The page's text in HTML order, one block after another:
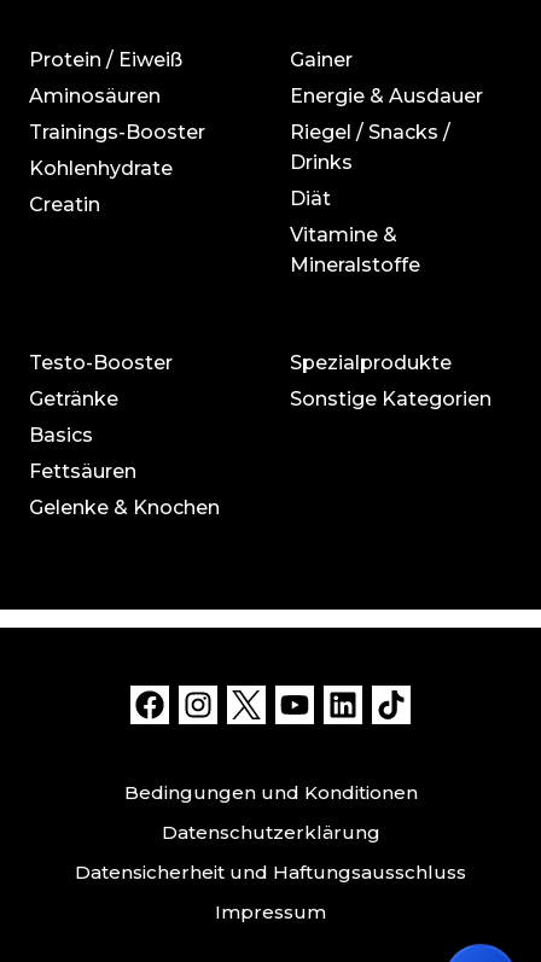
Protein / Eiweiß
Aminosäuren
Trainings-Booster
Kohlenhydrate
Creatin
Gainer
Energie & Ausdauer
Riegel / Snacks /
Drinks
Diät
Vitamine &
Mineralstoffe
Testo-Booster
Getränke
Basics
Fettsäuren
Gelenke & Knochen
Spezialprodukte
Sonstige Kategorien
Bedingungen und Konditionen
Datenschutzerklärung
Datensicherheit und Haftungsausschluss
Impressum